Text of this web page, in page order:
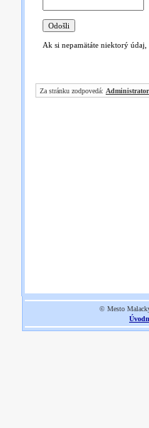
Ak si nepamätáte niektorý
Za stránku zodpovedá: Administrator
© Mesto